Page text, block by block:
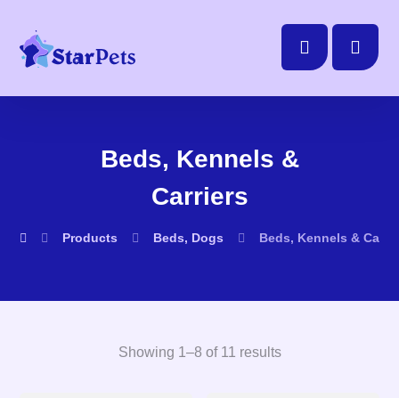
Beds, Kennels &
Carriers
Products Beds, Dogs Beds, Kennels &
Showing 1–8 of 11 results